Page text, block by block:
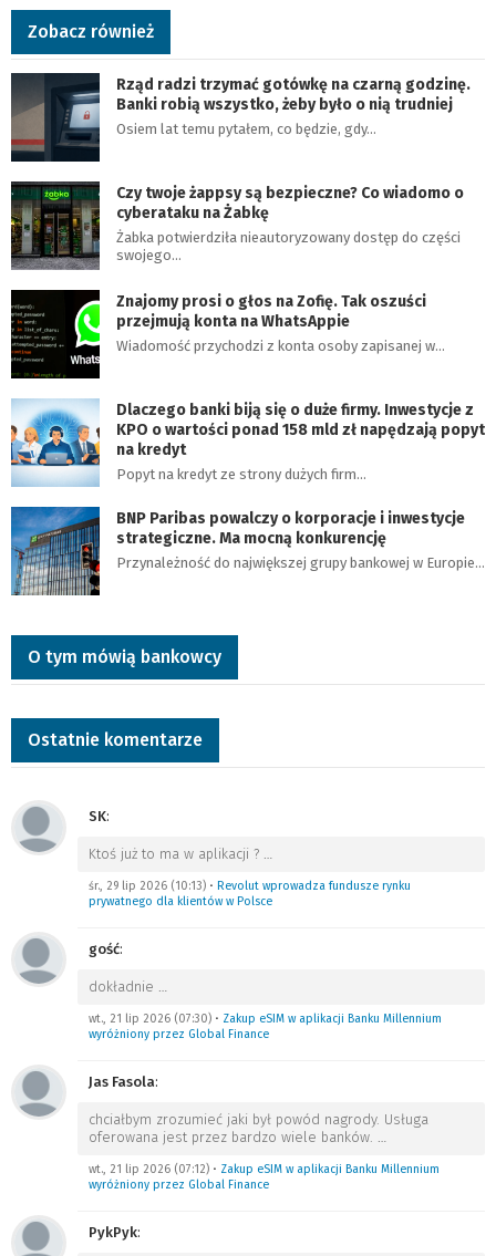
Zobacz również
Rząd radzi trzymać gotówkę na czarną godzinę.
Banki robią wszystko, żeby było o nią trudniej
Osiem lat temu pytałem, co będzie, gdy…
Czy twoje żappsy są bezpieczne? Co wiadomo o
cyberataku na Żabkę
Żabka potwierdziła nieautoryzowany dostęp do części
swojego…
Znajomy prosi o głos na Zofię. Tak oszuści
przejmują konta na WhatsAppie
Wiadomość przychodzi z konta osoby zapisanej w…
Dlaczego banki biją się o duże firmy. Inwestycje z
KPO o wartości ponad 158 mld zł napędzają popyt
na kredyt
Popyt na kredyt ze strony dużych firm…
BNP Paribas powalczy o korporacje i inwestycje
strategiczne. Ma mocną konkurencję
Przynależność do największej grupy bankowej w Europie…
O tym mówią bankowcy
Ostatnie komentarze
SK:
Ktoś już to ma w aplikacji ? …
śr., 29 lip 2026 (10:13) • Revolut wprowadza fundusze rynku
prywatnego dla klientów w Polsce
gość:
dokładnie …
wt., 21 lip 2026 (07:30) • Zakup eSIM w aplikacji Banku Millennium
wyróżniony przez Global Finance
Jas Fasola:
chciałbym zrozumieć jaki był powód nagrody. Usługa
oferowana jest przez bardzo wiele banków. …
wt., 21 lip 2026 (07:12) • Zakup eSIM w aplikacji Banku Millennium
wyróżniony przez Global Finance
PykPyk: